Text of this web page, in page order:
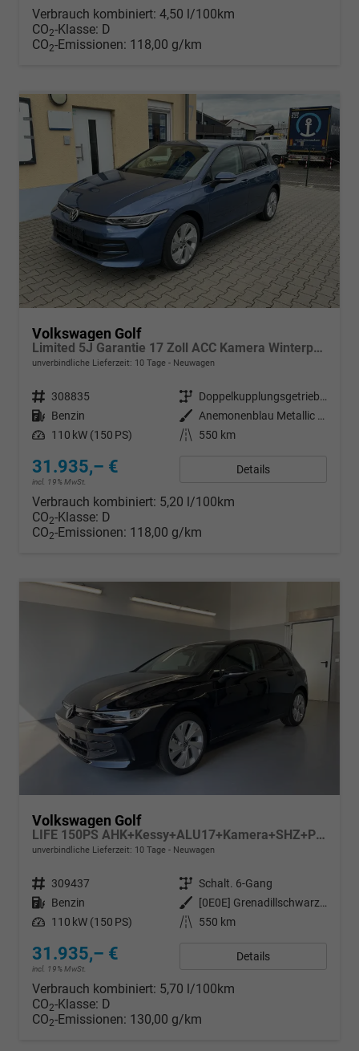
Verbrauch kombiniert: 4,50 l/100km
CO2-Klasse: D
CO2-Emissionen: 118,00 g/km
Volkswagen Golf
Limited 5J Garantie 17 Zoll ACC Kamera Winterpaket
unverbindliche Lieferzeit: 10 Tage Neuwagen
Fahrzeugnr. 308835 Getriebe
Doppelkupplungsgetriebe (DSG)
Kraftstoff Benzin Außenfarbe
Anemonenblau Metallic 5R5R
Leistung 110 kW (150 PS) Kilometerstand 550 km
31.935,– €
incl. 19% MwSt.
Details
Verbrauch kombiniert: 5,20 l/100km
CO2-Klasse: D
CO2-Emissionen: 118,00 g/km
Volkswagen Golf
LIFE 150PS AHK+Kessy+ALU17+Kamera+SHZ+Parklenk+Alarm
unverbindliche Lieferzeit: 10 Tage Neuwagen
Fahrzeugnr. 309437 Getriebe Schalt. 6-Gang
Kraftstoff Benzin Außenfarbe
[0E0E] Grenadillschwarz Metallic
Leistung 110 kW (150 PS) Kilometerstand 550 km
31.935,– €
incl. 19% MwSt.
Details
Verbrauch kombiniert: 5,70 l/100km
CO2-Klasse: D
CO2-Emissionen: 130,00 g/km